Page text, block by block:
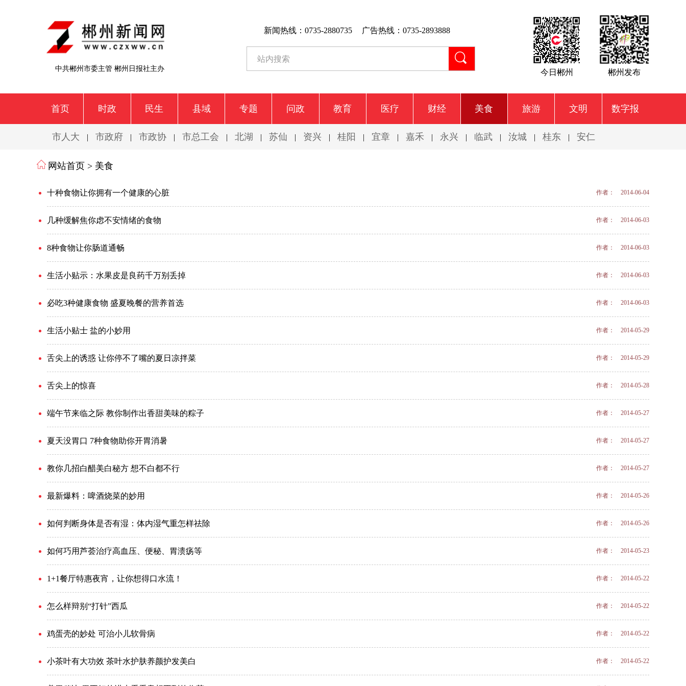
中共郴州市委主管 郴州日报社主办
新闻热线：0735-2880735 广告热线：0735-2893888
今日郴州 郴州发布
首页 时政 民生 县域 专题 问政 教育 医疗 财经 美食 旅游 文明 数字报
市人大 | 市政府 | 市政协 | 市总工会 | 北湖 | 苏仙 | 资兴 | 桂阳 | 宜章 | 嘉禾 | 永兴 | 临武 | 汝城 | 桂东 | 安仁
网站首页 > 美食
十种食物让你拥有一个健康的心脏 作者： 2014-06-04
几种缓解焦你虑不安情绪的食物 作者： 2014-06-03
8种食物让你肠道通畅 作者： 2014-06-03
生活小贴示：水果皮是良药千万别丢掉 作者： 2014-06-03
必吃3种健康食物 盛夏晚餐的营养首选 作者： 2014-06-03
生活小贴士 盐的小妙用 作者： 2014-05-29
舌尖上的诱惑 让你停不了嘴的夏日凉拌菜 作者： 2014-05-29
舌尖上的惊喜 作者： 2014-05-28
端午节来临之际 教你制作出香甜美味的粽子 作者： 2014-05-27
夏天没胃口 7种食物助你开胃消暑 作者： 2014-05-27
教你几招白醋美白秘方 想不白都不行 作者： 2014-05-27
最新爆料：啤酒烧菜的妙用 作者： 2014-05-26
如何判断身体是否有湿：体内湿气重怎样祛除 作者： 2014-05-26
如何巧用芦荟治疗高血压、便秘、胃溃疡等 作者： 2014-05-23
1+1餐厅特惠夜宵，让你想得口水流！ 作者： 2014-05-22
怎么样辩别“打针”西瓜 作者： 2014-05-22
鸡蛋壳的妙处 可治小儿软骨病 作者： 2014-05-22
小茶叶有大功效 茶叶水护肤养颜护发美白 作者： 2014-05-22